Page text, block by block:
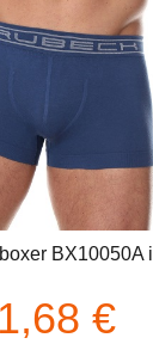
BX10050A
€